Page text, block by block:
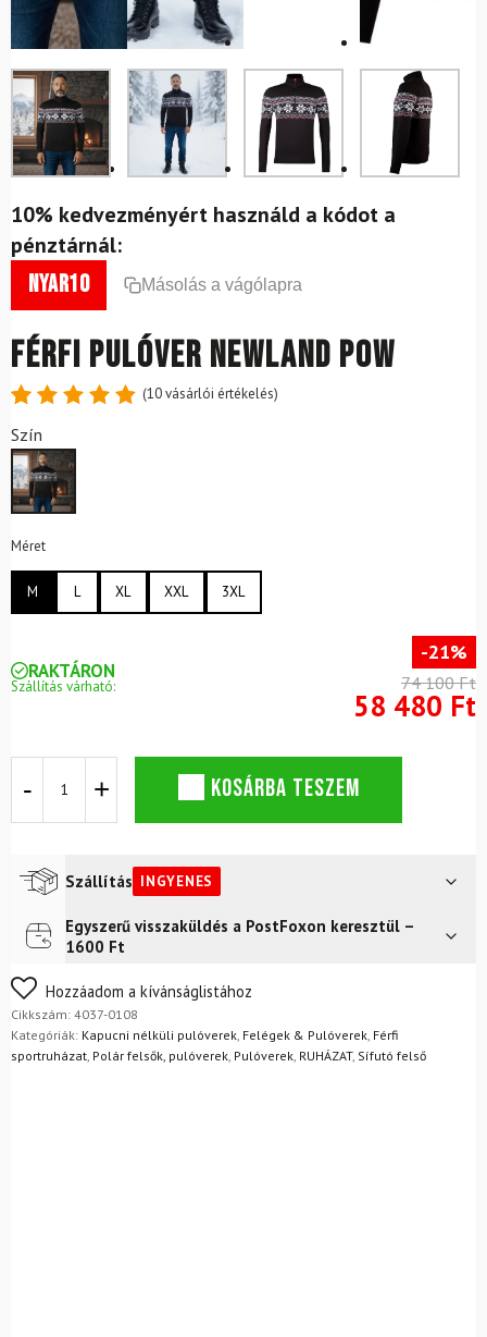
10% kedvezményért használd a kódot a
pénztárnál:
nyar10 Másolás a vágólapra
Férfi pulóver NEWLAND Pow
4.9
ből,
értékelés
alapján
(10vásárlói értékelés)
Szín
Méret
M L XL XXL 3XL
RAKTÁRON
Szállítás várható:
-21%
74 100 Ft
58 480 Ft
pulóver
KOSÁRBA TESZEM
Szállítás INGYENES
Futár a címreIngyenes
FoxPost
Egyszerű visszaküldés a PostFoxon keresztül –
1600 Ft
Nem biztos a választásában? Semmi gond – a terméket
egyszerűen visszaküldheti 14 napon belül, indoklás nélkül.
Mik a visszaküldés feltételei?
Hozzáadom a kívánságlistához
Cikkszám: 4037-0108
Kategóriák: Kapucni nélküli pulóverek Felégek & Pulóverek Férfi
sportruházat Polár felsők, pulóverek Pulóverek RUHÁZAT, Sífutó felső